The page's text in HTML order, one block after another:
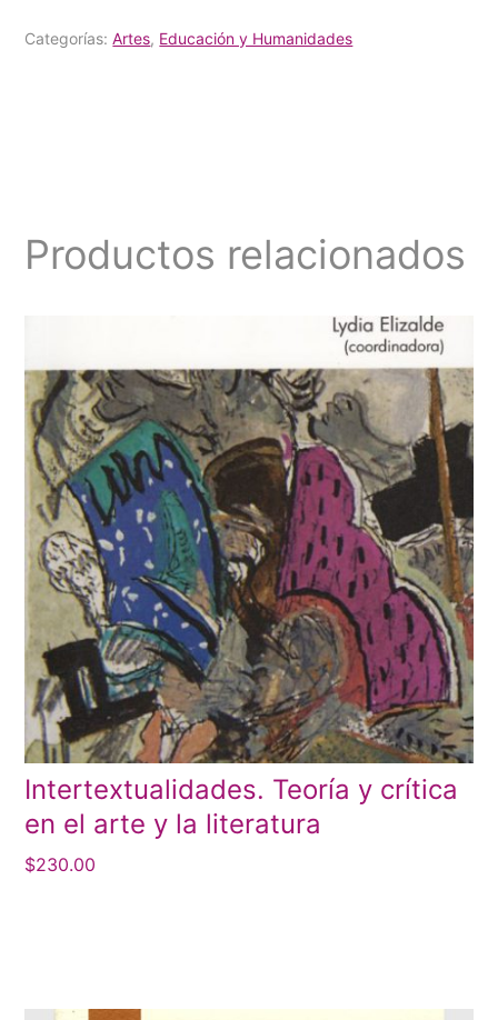
mexicano
Categorías:Artes, Educación y Humanidades
Productos relacionados
Intertextualidades. Teoría y crítica
en el arte y la literatura
$230.00